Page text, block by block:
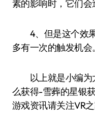
素的影响时，它们会
4、但是这个效果
多有一次的触发机会。
以上就是小编为
么获得-雪葬的星银
游戏资讯请关注VR之